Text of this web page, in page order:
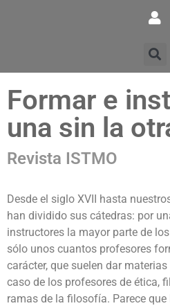
Formar e
una sin la
Revista ISTMO
Desde el siglo XVII hasta
han dividido sus cátedras: por
instructores la mayor parte de
sólo unos cuantos profesores
carácter, que suelen dar
caso de los profesores de ética,
ramas de la filosofía. Parece